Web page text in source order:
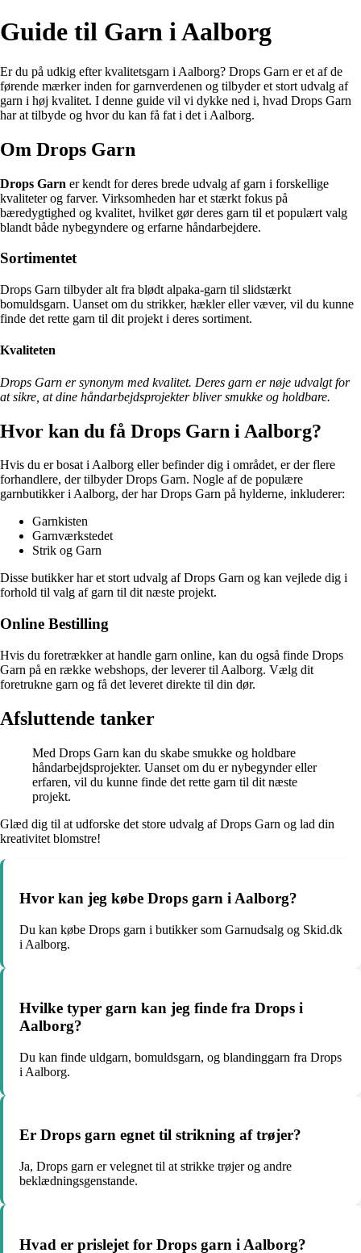
Guide til Garn i Aalborg
Er du på udkig efter kvalitetsgarn i Aalborg? Drops Garn er et af de
førende mærker inden for garnverdenen og tilbyder et stort udvalg af
garn i høj kvalitet. I denne guide vil vi dykke ned i, hvad Drops Garn
har at tilbyde og hvor du kan få fat i det i Aalborg.
Om Drops Garn
Drops Garn er kendt for deres brede udvalg af garn i forskellige
kvaliteter og farver. Virksomheden har et stærkt fokus på
bæredygtighed og kvalitet, hvilket gør deres garn til et populært valg
blandt både nybegyndere og erfarne håndarbejdere.
Sortimentet
Drops Garn tilbyder alt fra blødt alpaka-garn til slidstærkt
bomuldsgarn. Uanset om du strikker, hækler eller væver, vil du kunne
finde det rette garn til dit projekt i deres sortiment.
Kvaliteten
Drops Garn er synonym med kvalitet. Deres garn er nøje udvalgt for
at sikre, at dine håndarbejdsprojekter bliver smukke og holdbare.
Hvor kan du få Drops Garn i Aalborg?
Hvis du er bosat i Aalborg eller befinder dig i området, er der flere
forhandlere, der tilbyder Drops Garn. Nogle af de populære
garnbutikker i Aalborg, der har Drops Garn på hylderne, inkluderer:
Garnkisten
Garnværkstedet
Strik og Garn
Disse butikker har et stort udvalg af Drops Garn og kan vejlede dig i
forhold til valg af garn til dit næste projekt.
Online Bestilling
Hvis du foretrækker at handle garn online, kan du også finde Drops
Garn på en række webshops, der leverer til Aalborg. Vælg dit
foretrukne garn og få det leveret direkte til din dør.
Afsluttende tanker
Med Drops Garn kan du skabe smukke og holdbare
håndarbejdsprojekter. Uanset om du er nybegynder eller
erfaren, vil du kunne finde det rette garn til dit næste
projekt.
Glæd dig til at udforske det store udvalg af Drops Garn og lad din
kreativitet blomstre!
Hvor kan jeg købe Drops garn i Aalborg?
Du kan købe Drops garn i butikker som Garnudsalg og Skid.dk
i Aalborg.
Hvilke typer garn kan jeg finde fra Drops i
Aalborg?
Du kan finde uldgarn, bomuldsgarn, og blandinggarn fra Drops
i Aalborg.
Er Drops garn egnet til strikning af trøjer?
Ja, Drops garn er velegnet til at strikke trøjer og andre
beklædningsgenstande.
Hvad er prislejet for Drops garn i Aalborg?